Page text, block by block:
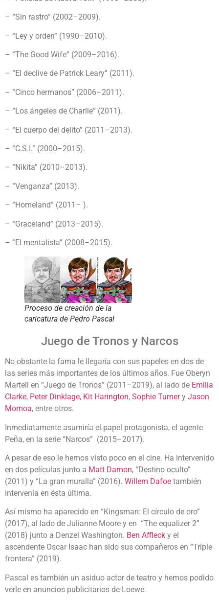
– “Sin rastro” (2002–2009).
– “Ley y orden” (1990–2010).
– “The Good Wife” (2009–2016).
– “El declive de Patrick Leary” (2011).
– “Cinco hermanos” (2006–2011).
– “Los ángeles de Charlie” (2011).
– “El cuerpo del delito” (2011–2013).
– “C.S.I.” (2000–2015).
– “Nikita” (2010–2013).
– “Venganza” (2013).
– “Homeland” (2011– ).
– “Graceland” (2013–2015).
– “El mentalista” (2008–2015).
Proceso de creación de la
caricatura de Pedro Pascal
Juego de Tronos y Narcos
No obstante la fama le llegaría con sus papeles en dos de
las series más importantes de los últimos años. Fue Oberyn
Martell en “Juego de Tronos” (2011–2019), al lado de Emilia
Clarke, Peter Dinklage, Kit Harington, Sophie Turnery Jason
Momoa, entre otros.
Inmediatamente asumiría el papel protagonista, el agente
Peña, en la serie “Narcos” (2015–2017).
A pesar de eso le hemos visto poco en el cine. Ha intervenido
en dos películas junto a Matt Damon, “Destino oculto”
(2011) y “La gran muralla” (2016). Willem Dafoe también
intervenía en ésta última.
Así mismo ha aparecido en “Kingsman: El círculo de oro”
(2017), al lado de Julianne Moore y en “The equalizer 2”
(2018) junto a Denzel Washington. Ben Affleck y el
ascendente Oscar Isaac han sido sus compañeros en “Triple
frontera” (2019).
Pascal es también un asiduo actor de teatro y hemos podido
verle en anuncios publicitarios de Loewe.